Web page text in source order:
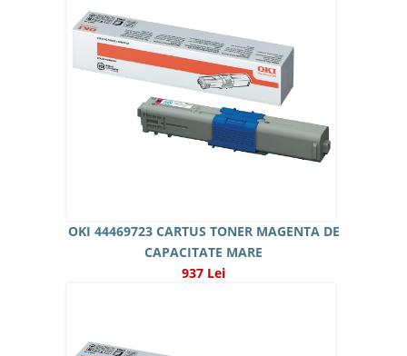
OKI 44469723 CARTUS TONER MAGENTA DE
CAPACITATE MARE
937 Lei